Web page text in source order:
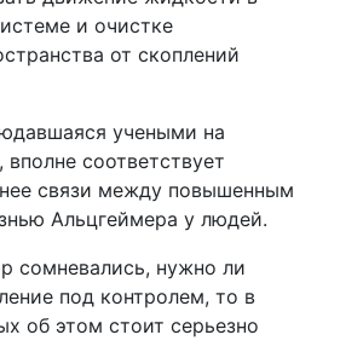
и очистке
от скоплений
учеными на
соответствует
связи между повышенным
Альцгеймера у людей.
сомневались, нужно ли
под контролем, то в
об этом стоит серьезно